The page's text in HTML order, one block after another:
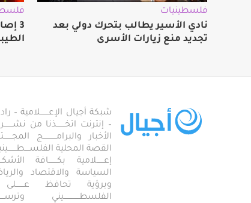
فلسطينيات
نادي الأسير يطالب بتحرك دولي بعد
تجديد منع زيارات الأسرى
3
شبكة أجيال الإعـــــــلامية –
– إنترنت اتخـــــــذنا من
الأخبار والبرامـــــــــــج
القصة المحلية
إعــــــلامية بكـــــــافة
السياسة والاقتصاد والرياضة
وبرؤية تحافظ
الفلسطـــــــــــــيني